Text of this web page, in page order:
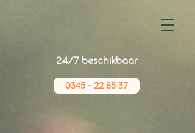
24/7 beschikbaar
0345 - 22 85 37